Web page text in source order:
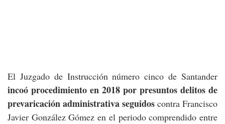
El Juzgado de Instrucción número cinco de Santander
incoó procedimiento en 2018 por presuntos delitos de
prevaricación administrativa seguidos contra Francisco
Javier González Gómez en el periodo comprendido entre